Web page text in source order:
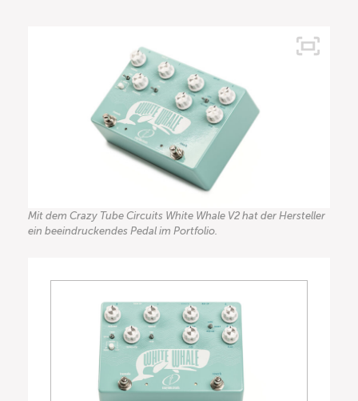
Mit dem Crazy Tube Circuits White Whale V2 hat der Hersteller
ein beeindruckendes Pedal im Portfolio.